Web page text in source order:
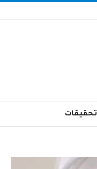
تحقيقات